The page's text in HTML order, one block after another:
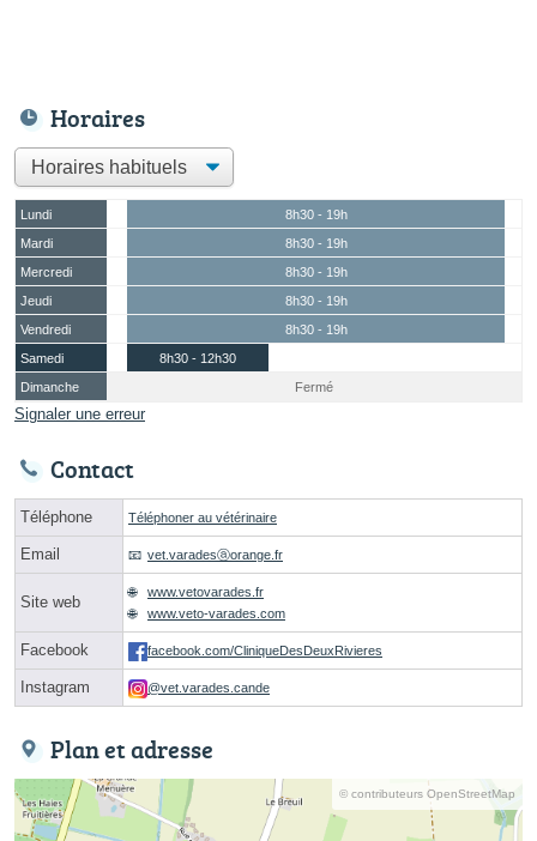
Horaires
Lundi
8h30 - 19h
Mardi
8h30 - 19h
Mercredi
8h30 - 19h
Jeudi
8h30 - 19h
Vendredi
8h30 - 19h
Samedi
8h30 - 12h30
Dimanche
Fermé
Signaler une erreur
Contact
Téléphone Téléphoner au vétérinaire
Email vet.varadesⓐorange.fr
Site web
www.vetovarades.fr
www.veto-varades.com
Facebook facebook.com/CliniqueDesDeuxRivieres
Instagram @vet.varades.cande
Plan et adresse
© contributeurs OpenStreetMap